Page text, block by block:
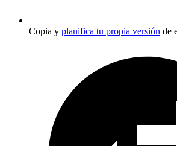
Copia y planifica tu propia versión de